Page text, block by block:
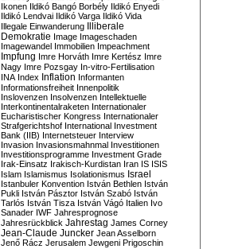
Ikonen Ildikó Bangó Borbély Ildikó Enyedi
Ildikó Lendvai Ildikó Varga Ildikó Vida
Illegale Einwanderung Illiberale
Demokratie Image Imageschaden
Imagewandel Immobilien Impeachment
Impfung Imre Horváth Imre Kertész Imre
Nagy Imre Pozsgay In-vitro-Fertilisation
INA Index Inflation Informanten
Informationsfreiheit Innenpolitik
Inslovenzen Insolvenzen Intellektuelle
Interkontinentalraketen Internationaler
Eucharistischer Kongress Internationaler
Strafgerichtshof International Investment
Bank (IIB) Internetsteuer Interview
Invasion Invasionsmahnmal Investitionen
Investitionsprogramme Investment Grade
Irak-Einsatz Irakisch-Kurdistan Iran IS ISIS
Islam Islamismus Isolationismus Israel
Istanbuler Konvention István Bethlen István
Pukli István Pásztor István Szabó István
Tarlós István Tisza István Vágó Italien Ivo
Sanader IWF Jahresprognose
Jahresrückblick Jahrestag James Corney
Jean-Claude Juncker Jean Asselborn
Jenő Rácz Jerusalem Jewgeni Prigoschin